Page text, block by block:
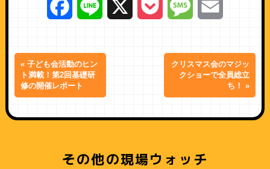
Facebook
Line Pocket Message
« 子ども会活動のヒン
ト満載！第2回基礎研
修の開催レポート
クリスマス会のマジッ
クショーで全員総立
ち！ »
その他の現場ウォッチ